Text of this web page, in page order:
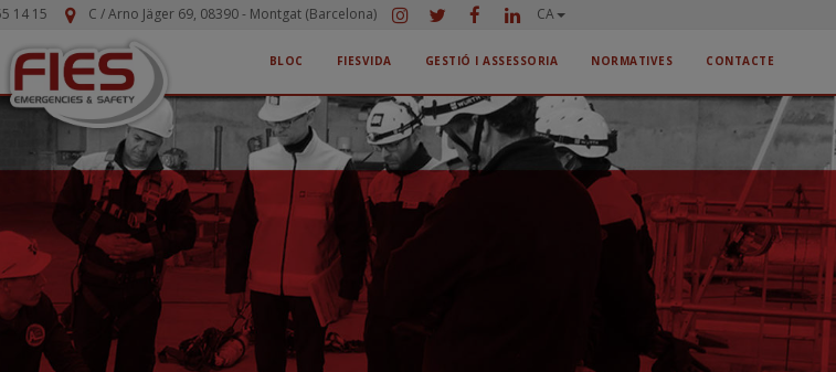
14 15 C / Arno Jäger 69, 08390 - Montgat (Barcelona) CA
CONTACTE
NORMATIVES
GESTIÓ I ASSESSORIA
FIESVIDA
BLOC